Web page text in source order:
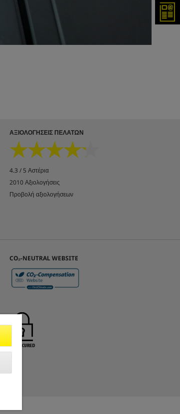
ΑΞΙΟΛΟΓΉΣΕΙΣ ΠΕΛΑΤΏΝ
★★★★★
★★★★★
4.3 / 5 Αστέρια
2010 Αξιολογήσεις
Προβολή αξιολογήσεων
CO₂-NEUTRAL WEBSITE